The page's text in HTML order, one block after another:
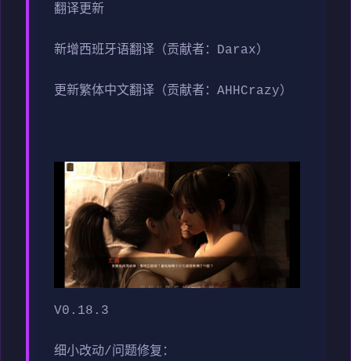
翻译更新
新增西班牙语翻译（贡献者：Darax）
更新繁体中文翻译（贡献者：AHHCrazy）
V0.18.3
细小改动/问题修复：